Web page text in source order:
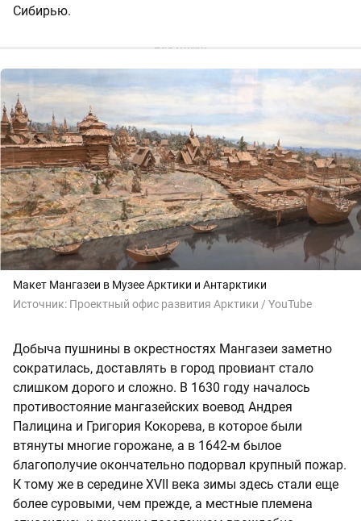
Сибирью.
Макет Мангазеи в Музее Арктики и Антарктики
Источник: Проектный офис развития Арктики / YouTube
Добыча пушнины в окрестностях Мангазеи заметно
сократилась, доставлять в город провиант стало
слишком дорого и сложно. В 1630 году началось
противостояние мангазейских воевод Андрея
Палицина и Григория Кокорева, в которое были
втянуты многие горожане, а в 1642-м былое
благополучие окончательно подорвал крупный пожар.
К тому же в середине XVII века зимы здесь стали еще
более суровыми, чем прежде, а местные племена